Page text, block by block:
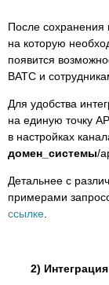
После сохранения
на которую
появится
ВАТС и
Для удобства
на единую точку
в настройках
домен_системы/
Детальнее с
примерами
ссылке.
2)